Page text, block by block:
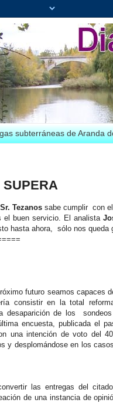
subterráneas de Aranda
SUPERA
Sr. Tezanos sabe cumplir con
el buen servicio. El analista
hasta ahora, sólo nos queda
futuro seamos capaces
consistir en la total
desaparición de los
encuesta, publicada el
una intención de voto del
y desplomándose en los
las entregas del citado
de una instancia de